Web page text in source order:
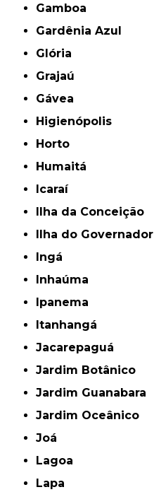
Gamboa
Gardênia Azul
Glória
Grajaú
Gávea
Higienópolis
Horto
Humaitá
Icaraí
Ilha da Conceição
Ilha do Governador
Ingá
Inhaúma
Ipanema
Itanhangá
Jacarepaguá
Jardim Botânico
Jardim Guanabara
Jardim Oceânico
Joá
Lagoa
Lapa